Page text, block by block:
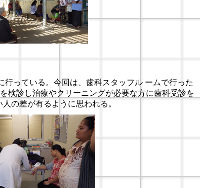
っている。今回は、歯科スタッフル ームで行った
検診し治療やクリーニングが必要な方に歯科受診を
の差が有るように思われる。